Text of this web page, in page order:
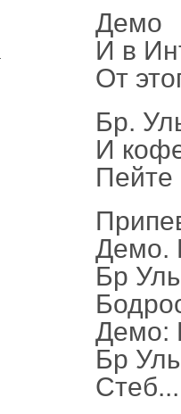
Демо
И в
От
Бр.
И
Пейте
Демо.
Бр
Демо:
Бр